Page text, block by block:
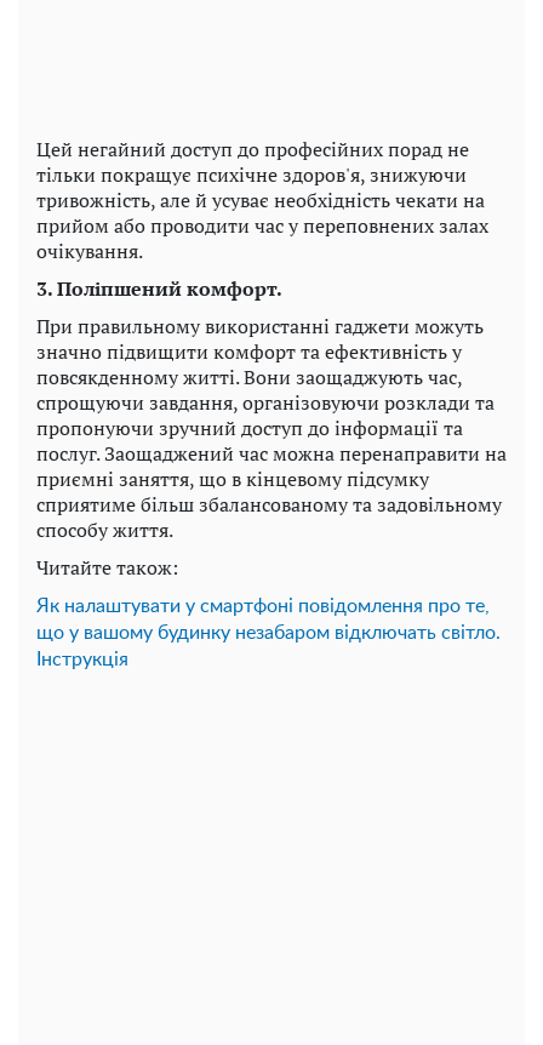
Цей негайний доступ до професійних порад не
тільки покращує психічне здоров'я, знижуючи
тривожність, але й усуває необхідність чекати на
прийом або проводити час у переповнених залах
очікування.
3. Поліпшений комфорт.
При правильному використанні гаджети можуть
значно підвищити комфорт та ефективність у
повсякденному житті. Вони заощаджують час,
спрощуючи завдання, організовуючи розклади та
пропонуючи зручний доступ до інформації та
послуг. Заощаджений час можна перенаправити на
приємні заняття, що в кінцевому підсумку
сприятиме більш збалансованому та задовільному
способу життя.
Читайте також:
Як налаштувати у смартфоні повідомлення про те,
що у вашому будинку незабаром відключать світло.
Інструкція